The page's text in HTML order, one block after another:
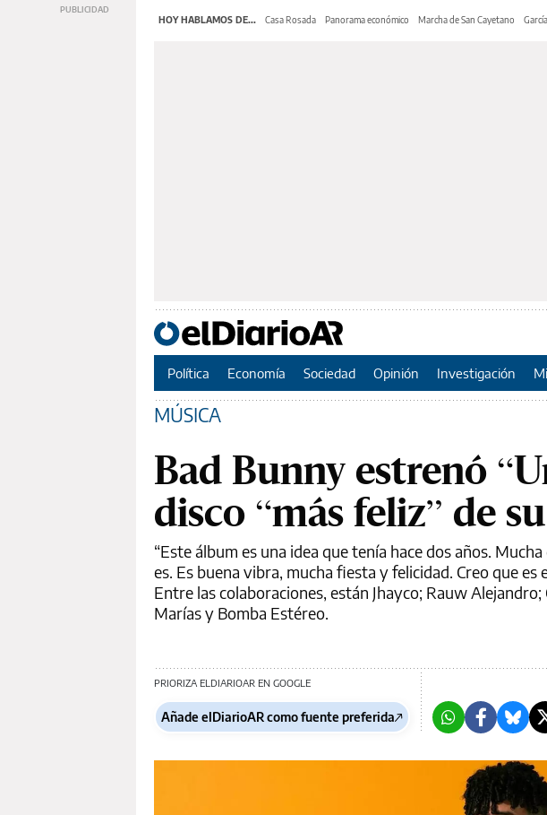
HOY HABLAMOS DE... Casa Rosada Panorama económico Marcha de San Cayetano
Política Economía Sociedad Opinión Investigación
MÚSICA
Bad Bunny estrenó
disco “más feliz” de
“Este álbum es una idea que tenía hace dos años.
es. Es buena vibra, mucha fiesta y felicidad. Creo que es
Entre las colaboraciones, están Jhayco; Rauw
Marías y Bomba Estéreo.
PRIORIZA ELDIARIOAR EN GOOGLE
Añade elDiarioAR como fuente preferida